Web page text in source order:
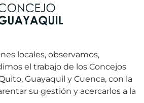
locales, observamos,
el trabajo de los Concejos
Guayaquil y Cuenca, con la
su gestión y acercarlos a la